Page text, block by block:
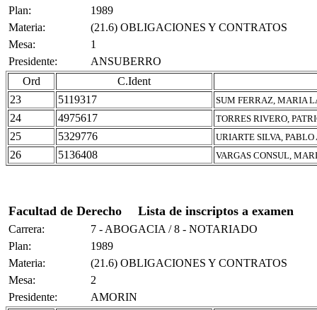
Plan:
1989
Materia:
(21.6) OBLIGACIONES Y CONTRATOS
Mesa:
1
Presidente:
ANSUBERRO
Ord
C.Ident
23
5119317 SUM FERRAZ, MARIA
24 4975617 TORRES RIVERO,
25 5329776 URIARTE SILVA, PABLO
26 5136408 VARGAS CONSUL,
Facultad de Derecho Lista de inscriptos a examen
Carrera:
7 - ABOGACIA / 8 - NOTARIADO
Plan:
1989
Materia:
(21.6) OBLIGACIONES Y CONTRATOS
Mesa:
2
Presidente:
AMORIN